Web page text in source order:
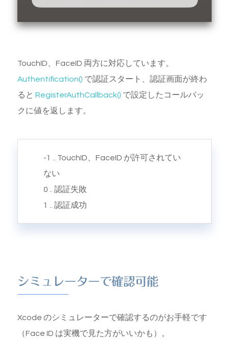
TouchID、FaceID 両方に対応しています。
Authentification() で認証スタート、認証画面が終わ
ると RegisterAuthCallback() で設定したコールバッ
クに値を返します。
-1 .. TouchID、FaceID が許可されてい
ない
0 .. 認証失敗
1 .. 認証成功
シミュレーターで確認可能
Xcode のシミュレーターで確認するのがお手軽です
（Face ID は実機で見た方がいいかも）。